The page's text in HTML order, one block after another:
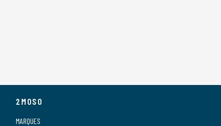
2MOSO
MARQUES